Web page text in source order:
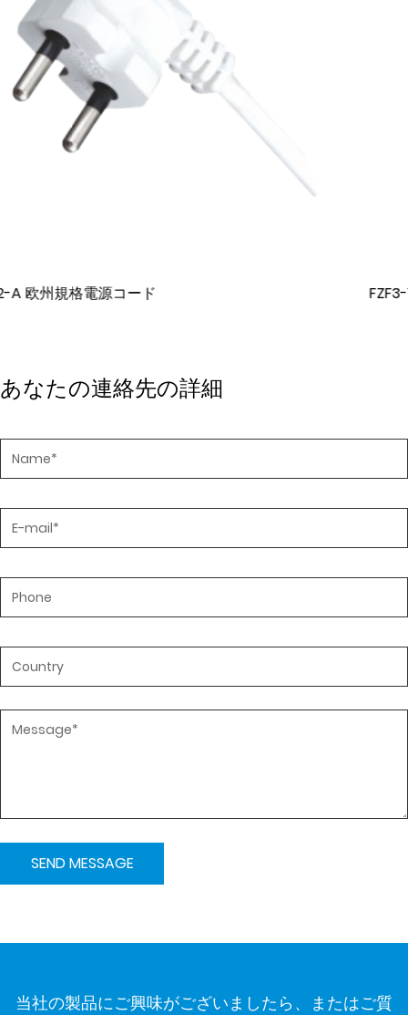
FZF3-16 2芯欧州標準プラグゴム延長電源コード
あなたの連絡先の詳細
当社の製品にご興味がございましたら、またはご質